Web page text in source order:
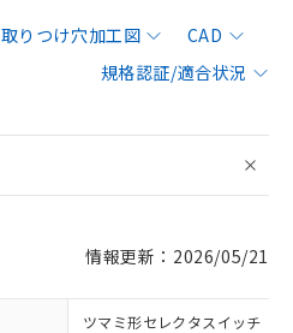
取りつけ穴加工図
CAD
規格認証/適合状況
情報更新：2026/05/21
ツマミ形セレクタスイッチ